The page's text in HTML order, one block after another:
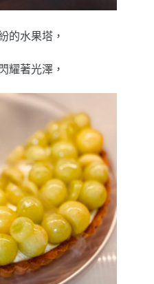
的水果塔，
耀著光澤，